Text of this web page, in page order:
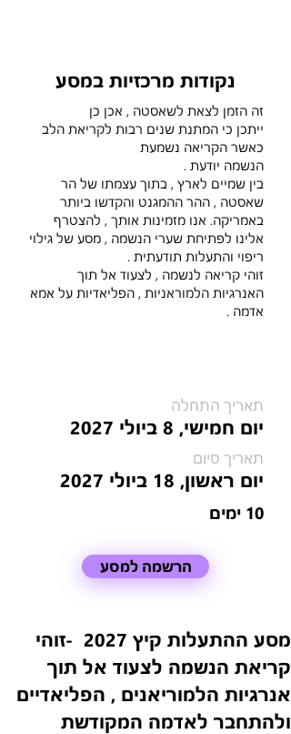
נקודות מרכזיות במסע
זה הזמן לצאת לשאסטה , אכן כן
ייתכן כי המתנת שנים רבות לקריאת הלב
כאשר הקריאה נשמעת
הנשמה יודעת .
בין שמיים לארץ , בתוך עצמתו של הר
שאסטה , ההר ההמגנט והקדשו ביותר
באמריקה. אנו מזמינות אותך , להצטרף
אלינו לפתיחת שערי הנשמה , מסע של גילוי
ריפוי והתעלות תודעתית .
זוהי קריאה לנשמה , לצעוד אל תוך
האנרגיות הלמוראניות , הפליאדיות על אמא
אדמה .
תאריך התחלה
יום חמישי, 8 ביולי 2027
תאריך סיום
יום ראשון, 18 ביולי 2027
10 ימים
הרשמה למסע
מסע ההתעלות קיץ 2027  -זוהי
קריאת הנשמה לצעוד אל תוך
אנרגיות הלמוריאנים , הפליאדיים
ולהתחבר לאדמה המקודשת